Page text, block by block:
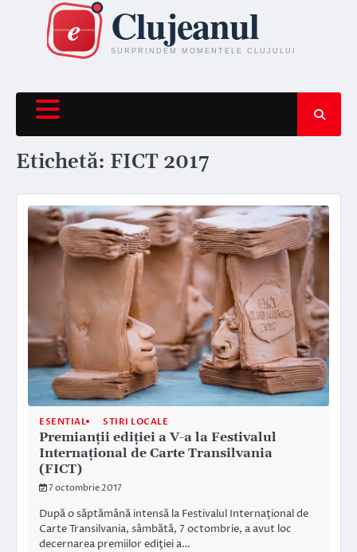
content
Etichetă: FICT 2017
ESENTIAL STIRI LOCALE
Premianţii ediţiei a V-a la Festivalul
Internaţional de Carte Transilvania
(FICT)
7 octombrie 2017
După o săptămână intensă la Festivalul Internaţional de
Carte Transilvania, sâmbătă, 7 octombrie, a avut loc
decernarea premiilor ediţiei a…